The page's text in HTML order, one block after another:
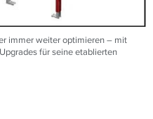
immer weiter optimieren – mit
für seine etablierten